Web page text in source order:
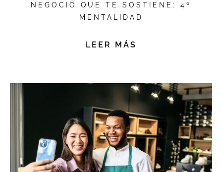
NEGOCIO QUE TE SOSTIENE: 4º
MENTALIDAD
LEER MÁS